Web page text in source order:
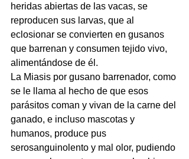
heridas abiertas de las vacas, se
reproducen sus larvas, que al
eclosionar se convierten en gusanos
que barrenan y consumen tejido vivo,
alimentándose de él.
La Miasis por gusano barrenador, como
se le llama al hecho de que esos
parásitos coman y vivan de la carne del
ganado, e incluso mascotas y
humanos, produce pus
serosanguinolento y mal olor, pudiendo